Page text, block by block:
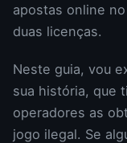
apostas online
duas licenças.
Neste guia, vou
sua história, que
operadores as
jogo ilegal. Se